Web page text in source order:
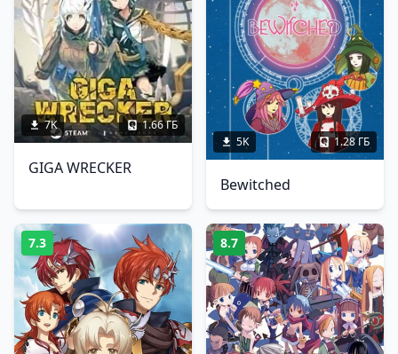
7K 1.66 ГБ
GIGA WRECKER
5K 1.28 ГБ
Bewitched
7.3 8.7